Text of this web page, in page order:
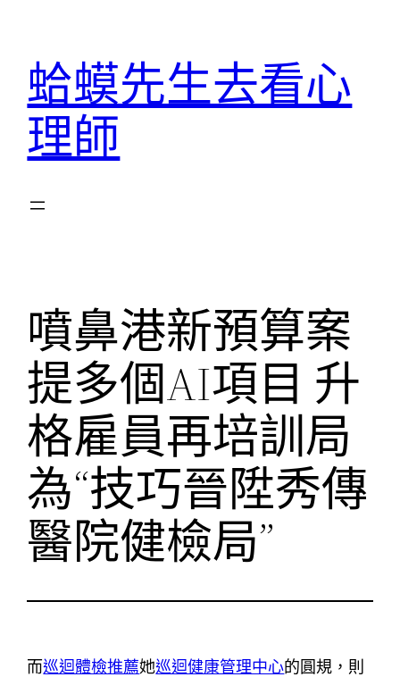
蛤蟆先生去看心
理師
噴鼻港新預算案
提多個AI項目 升
格雇員再培訓局
為“技巧晉陞秀傳
醫院健檢局”
而巡迴體檢推薦她巡迴健康管理中心的圓規，則